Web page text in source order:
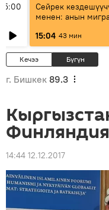
Сейрек
менен: анын
жолу эмнеден
15:04 43 мин
Кечээ Бүгүн
г. Бишкек 89.3
14:44 12.12.2017